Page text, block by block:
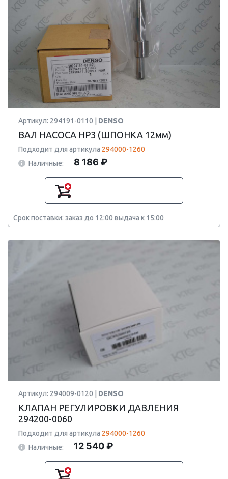
Артикул: 294191-0110 | DENSO
ВАЛ НАСОСА HP3 (ШПОНКА 12мм)
Подходит для артикула 294000-1260
Наличные:
8 186 ₽
Срок поставки: заказ до 12:00 выдача к 15:00
Артикул: 294009-0120 | DENSO
КЛАПАН РЕГУЛИРОВКИ ДАВЛЕНИЯ
294200-0060
Подходит для артикула 294000-1260
Наличные:
12 540 ₽